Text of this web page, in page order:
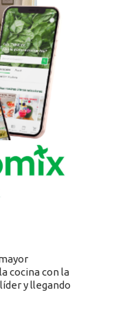
cocina con la
y llegando
Media